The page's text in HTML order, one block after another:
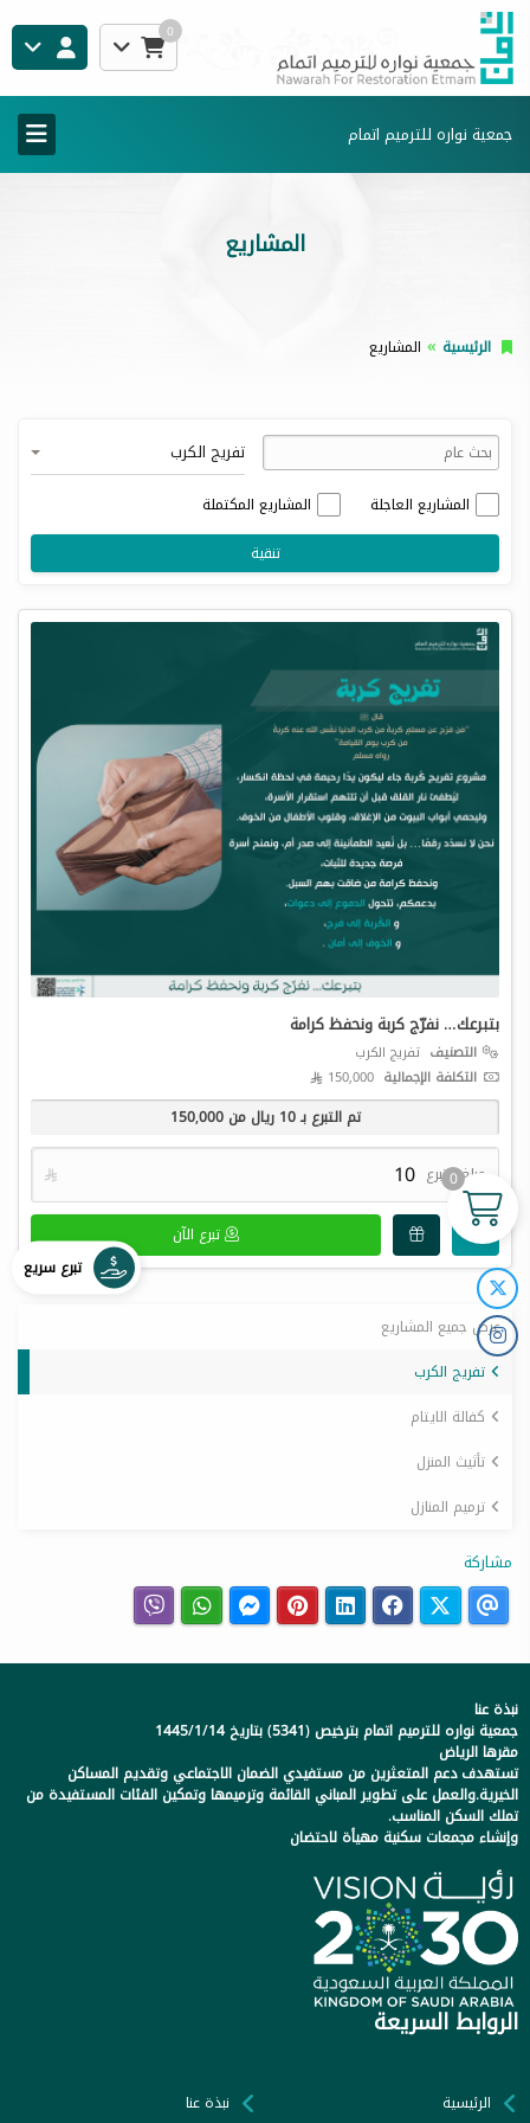
0
جمعية نواره للترميم اتمام
المشاريع
الرئيسية المشاريع
تفريج الكرب
المشاريع العاجلة
المشاريع المكتملة
تنقية
بتبرعك… نفرّج كربة ونحفظ كرامة
التصنيف تفريج الكرب
التكلفة الإجمالية
تم التبرع بـ10 ريال من150,000
مبلغ التبرع 
تبرع الآن
عرض جميع المشاريع
تفريج الكرب
كفالة الايتام
تأثيث المنزل
ترميم المنازل
مشاركة
نبذة عنا
جمعية نواره للترميم اتمام بترخيص (5341) بتاريخ 1445/1/14
مقرها الرياض
تستهدف دعم المتعثرين من مستفيدي الضمان الاجتماعي وتقديم المساكن
الخيرية.والعمل على تطوير المباني القائمة وترميمها وتمكين الفئات المستفيدة من
تملك السكن المناسب.
وإنشاء مجمعات سكنية مهيأة لاحتضان
الروابط السريعة
الرئيسية نبذة عنا
تبرع سريع
0